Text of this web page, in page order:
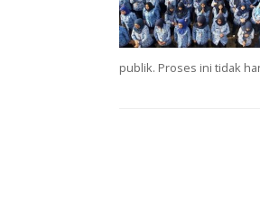
publik. Proses ini tidak